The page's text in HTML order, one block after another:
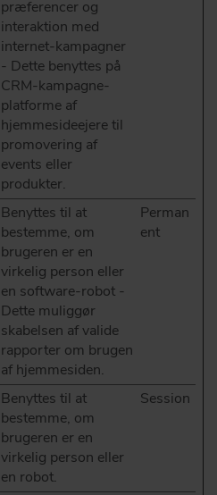
præferencer og
interaktion med
internet-kampagner
- Dette benyttes på
CRM-kampagne-
platforme af
hjemmesideejere til
promovering af
events eller
produkter.
Benyttes til at
bestemme, om
brugeren er en
virkelig person eller
en software-robot -
Dette muliggør
skabelsen af valide
rapporter om brugen
af hjemmesiden.
Perman
ent
Benyttes til at
bestemme, om
brugeren er en
virkelig person eller
en robot.
Session